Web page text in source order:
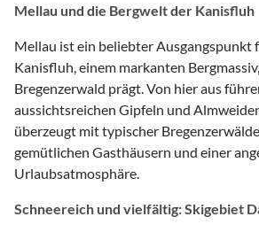
Mellau und die Bergwelt der Kanisfluh
Mellau ist ein beliebter Ausgangspunkt
Kanisfluh, einem markanten
Bregenzerwald prägt. Von hier aus
aussichtsreichen Gipfeln und
überzeugt mit typischer
gemütlichen Gasthäusern und einer
Urlaubsatmosphäre.
Schneereich und vielfältig: Skigebiet